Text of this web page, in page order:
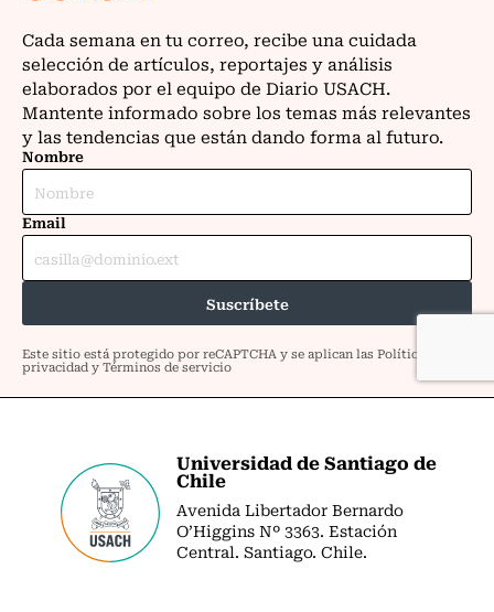
Universidad de Santiago de
Chile
Avenida Libertador Bernardo
O’Higgins Nº 3363. Estación
Central. Santiago. Chile.